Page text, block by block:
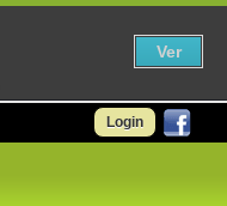
Login
Ver